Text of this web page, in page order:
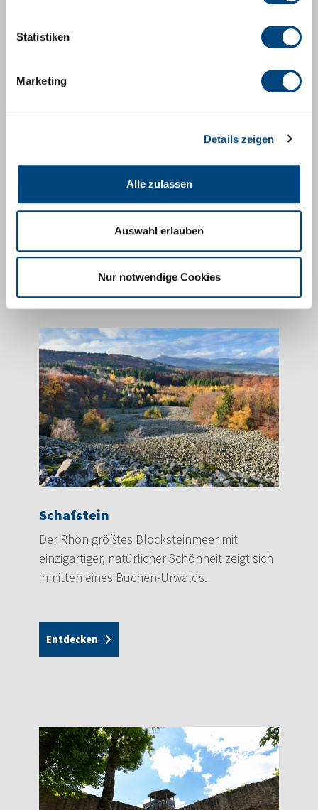
Statistiken
Marketing
Details zeigen
Alle zulassen
Auswahl erlauben
Nur notwendige Cookies
Erlebnisbergwerk Merkers
Eine unvergessliche Reise in die Tiefen des
und rasante Fahrten durch die Schächte.
Schafstein
Der Rhön größtes Blocksteinmeer mit
einzigartiger, natürlicher Schönheit zeigt sich
inmitten eines Buchen-Urwalds.
Entdecken